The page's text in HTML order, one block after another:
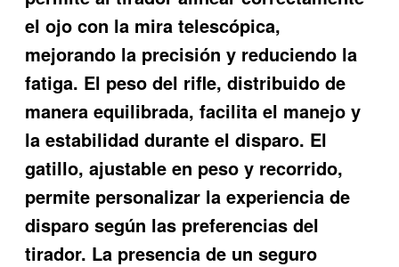
el ojo con la mira telescópica,
mejorando la precisión y reduciendo la
fatiga. El peso del rifle, distribuido de
manera equilibrada, facilita el manejo y
la estabilidad durante el disparo. El
gatillo, ajustable en peso y recorrido,
permite personalizar la experiencia de
disparo según las preferencias del
tirador. La presencia de un seguro